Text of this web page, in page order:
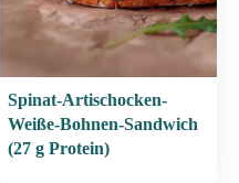
Spinat-Artischocken-
Weiße-Bohnen-Sandwich
(27 g Protein)